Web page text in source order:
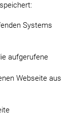
Systems
aufgerufene
Webseite aus